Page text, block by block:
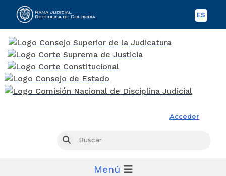
ES
Acceder
Buscar
Menú